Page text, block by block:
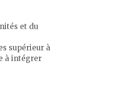
et du
supérieur à
à intégrer